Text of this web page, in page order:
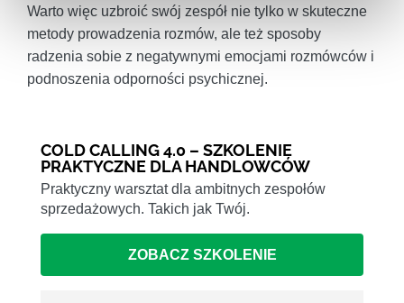
Warto więc uzbroić swój zespół nie tylko w skuteczne
metody prowadzenia rozmów, ale też sposoby
radzenia sobie z negatywnymi emocjami rozmówców i
podnoszenia odporności psychicznej.
COLD CALLING 4.0 – SZKOLENIE
PRAKTYCZNE DLA HANDLOWCÓW
Praktyczny warsztat dla ambitnych zespołów
sprzedażowych. Takich jak Twój.
ZOBACZ SZKOLENIE